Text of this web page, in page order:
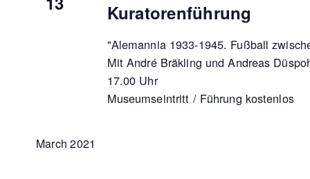
Kuratorenführung
"Alemannia 1933-1945. Fußball
Mit André Bräkling und Andreas
17.00 Uhr
Museumseintritt / Führung kostenlos
March 2021